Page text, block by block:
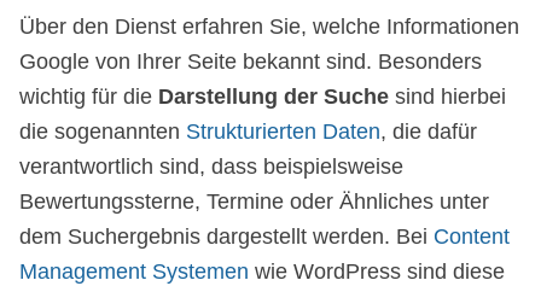
Über den Dienst erfahren Sie, welche Informationen
Google von Ihrer Seite bekannt sind. Besonders
wichtig für die Darstellung der Suche sind hierbei
die sogenannten Strukturierten Daten, die dafür
verantwortlich sind, dass beispielsweise
Bewertungssterne, Termine oder Ähnliches unter
dem Suchergebnis dargestellt werden. Bei Content
Management Systemen wie WordPress sind diese